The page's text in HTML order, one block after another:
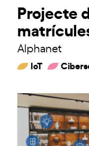
Projecte
Alphanet
IoT